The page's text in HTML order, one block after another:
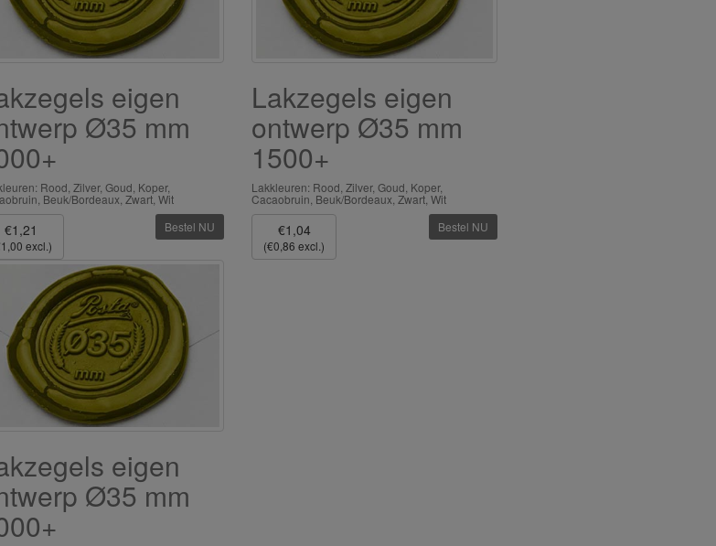
eigen
Ø35 mm
Rood, Zilver, Goud, Koper,
Beuk/Bordeaux, Zwart, Wit
€1,21
excl.)
Bestel NU
Lakzegels eigen
ontwerp Ø35 mm
1500+
Lakkleuren: Rood, Zilver, Goud, Koper,
Cacaobruin, Beuk/Bordeaux, Zwart, Wit
€1,04
(€0,86 excl.)
Bestel NU
eigen
Ø35 mm